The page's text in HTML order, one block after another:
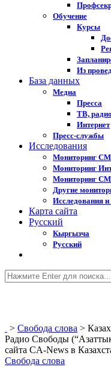
Обучение
Курсы
Из
База данных
Медиа
Пресса
ТВ, радио
Интернет
Пресс-службы
Исследования
Мониторинг
Мониторинг
Мониторинг
Другие
Исследования и
Карта сайта
Русский
Кыргызча
Русский
> Свобода слова >
Радио Свободы
сайта CA-News в
Свобода слова